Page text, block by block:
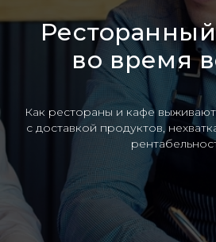
во время
Как рестораны и кафе
с доставкой продуктов,